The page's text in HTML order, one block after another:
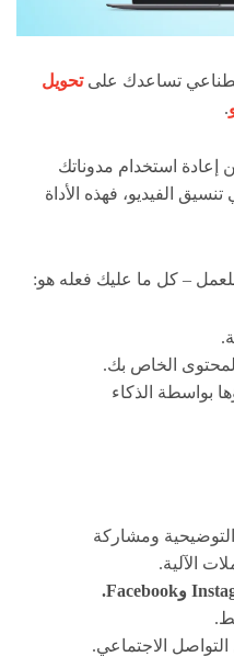
اصطناعي تساعدك علىتحويل
.
استخدام مدوناتك
الفيديو، فهذه الأداة
– كل ما عليك فعله هو:
الخاص بك.
بواسطة الذكاء
ومشاركة
الآلية.
الاجتماعي.